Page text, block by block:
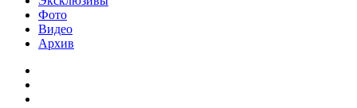
Фото
Видео
Архив